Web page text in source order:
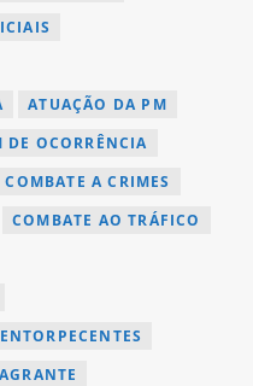
ATUAÇÃO DA PM
DE OCORRÊNCIA
COMBATE A CRIMES
COMBATE AO TRÁFICO
ENTORPECENTES